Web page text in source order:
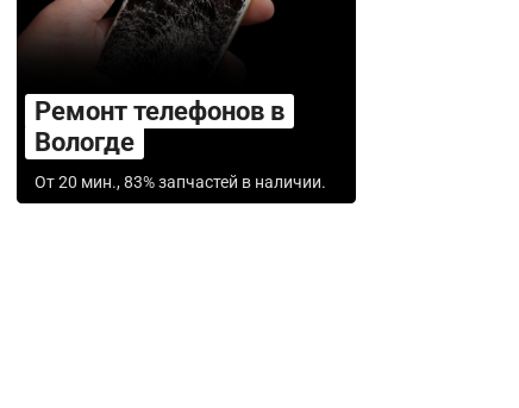
Ремонт телефонов в
Вологде
От 20 мин., 83% запчастей в наличии.